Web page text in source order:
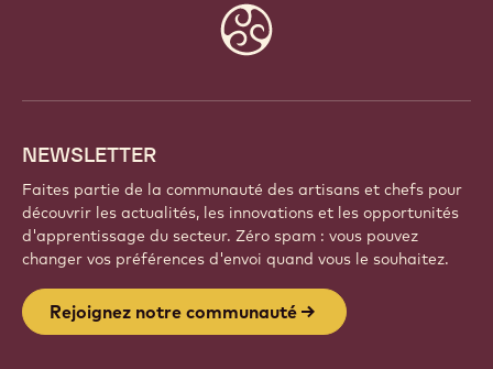
NEWSLETTER
Faites partie de la communauté des artisans et chefs pour
découvrir les actualités, les innovations et les opportunités
d'apprentissage du secteur. Zéro spam : vous pouvez
changer vos préférences d'envoi quand vous le souhaitez.
Rejoignez notre communauté